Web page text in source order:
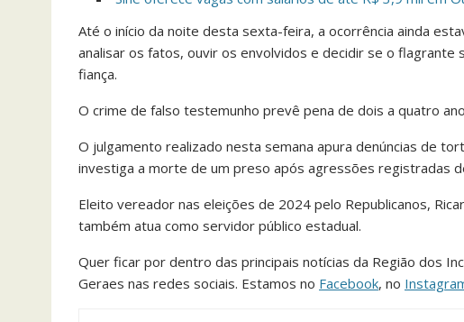
Até o início da noite desta sexta-feira, a ocorrência ainda
analisar os fatos, ouvir os envolvidos e decidir se o flagrante
fiança.
O crime de falso testemunho prevê pena de dois a quatro
O julgamento realizado nesta semana apura denúncias de
investiga a morte de um preso após agressões registradas
Eleito vereador nas eleições de 2024 pelo Republicanos,
também atua como servidor público estadual.
Quer ficar por dentro das principais notícias da Região dos
Geraes nas redes sociais. Estamos no Facebook, no